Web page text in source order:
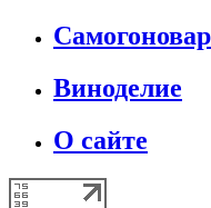
Виноделие
О сайте